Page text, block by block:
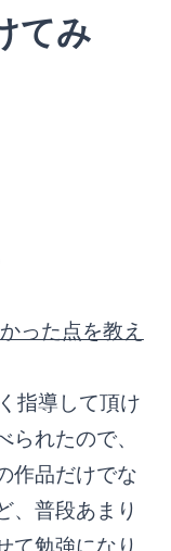
てみ
った点を教え
指導して頂け
れたので、
作品だけでな
、普段あまり
て勉強になり